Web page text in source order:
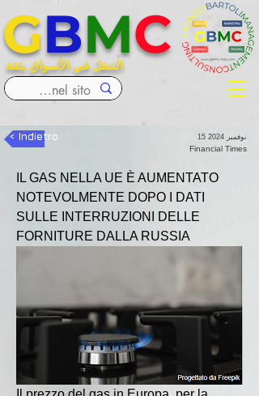
التنقل في الأسواق بثقة
GBMC
< Indietro 15 نوفمبر 2024
Financial Times
IL GAS NELLA UE È AUMENTATO
NOTEVOLMENTE DOPO I DATI
SULLE INTERRUZIONI DELLE
FORNITURE DALLA RUSSIA